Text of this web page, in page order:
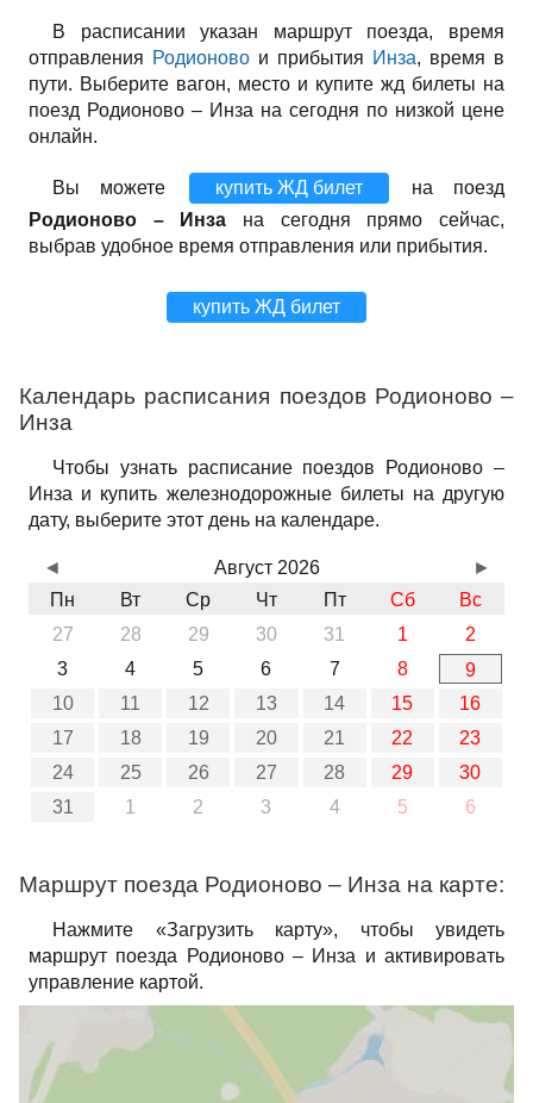
В расписании указан маршрут поезда, время
отправления Родионово и прибытия Инза, время в
пути. Выберите вагон, место и купите жд билеты на
поезд Родионово – Инза на сегодня по низкой цене
онлайн.
Вы можете купить ЖД билет
на поезд
Родионово – Инза на сегодня прямо сейчас,
выбрав удобное время отправления или прибытия.
купить ЖД билет
Календарь расписания поездов Родионово –
Инза
Чтобы узнать расписание поездов Родионово –
Инза и купить железнодорожные билеты на другую
дату, выберите этот день на календаре.
Август 2026
Пн
Вт Ср Чт Пт Сб
Вс
27
28 29 30 31 1
2
3
4 5 6 7 8
9
10
11 12 13 14 15
16
17
18 19 20 21 22
23
24
25 26 27 28 29
30
31
1 2 3 4 5 6
◄ ►
Маршрут поезда Родионово – Инза на карте:
Нажмите «Загрузить карту», чтобы увидеть
маршрут поезда Родионово – Инза и активировать
управление картой.